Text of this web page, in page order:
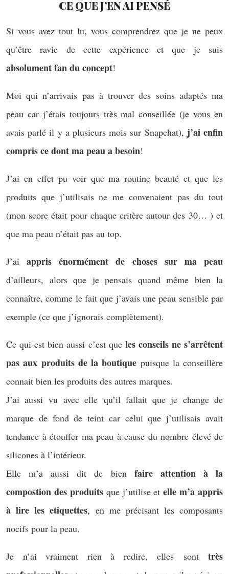
CE QUE J’EN AI PENSÉ
Si vous avez tout lu, vous comprendrez que je ne peux
qu’être ravie de cette expérience et que je suis
absolument fan du concept!
Moi qui n’arrivais pas à trouver des soins adaptés ma
peau car j’étais toujours très mal conseillée (je vous en
avais parlé il y a plusieurs mois sur Snapchat), j’ai enfin
compris ce dont ma peau a besoin!
J’ai en effet pu voir que ma routine beauté et que les
produits que j’utilisais ne me convenaient pas du tout
(mon score était pour chaque critère autour des 30… ) et
que ma peau n’était pas au top.
J’aiappris énormément de choses sur ma peau
d’ailleurs, alors que je pensais quand même bien la
connaître, comme le fait que j’avais une peau sensible par
exemple (ce que j’ignorais complètement).
Ce qui est bien aussi c’est que les conseils ne s’arrêtent
pas aux produits de la boutique puisque la conseillère
connait bien les produits des autres marques.
J’ai aussi vu avec elle qu’il fallait que je change de
marque de fond de teint car celui que j’utilisais avait
tendance à étouffer ma peau à cause du nombre élevé de
silicones à l’intérieur.
Elle m’a aussi dit de bien faire attention à la
compostion des produitsque j’utilise etelle m’a appris
à lire les etiquettes, en me précisant les composants
nocifs pour la peau.
Je n’ai vraiment rien à redire, elles sont très